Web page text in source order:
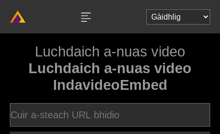
Luchdaich a-nuas video
Luchdaich a-nuas video
IndavideoEmbed